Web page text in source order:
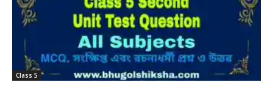
Class 5